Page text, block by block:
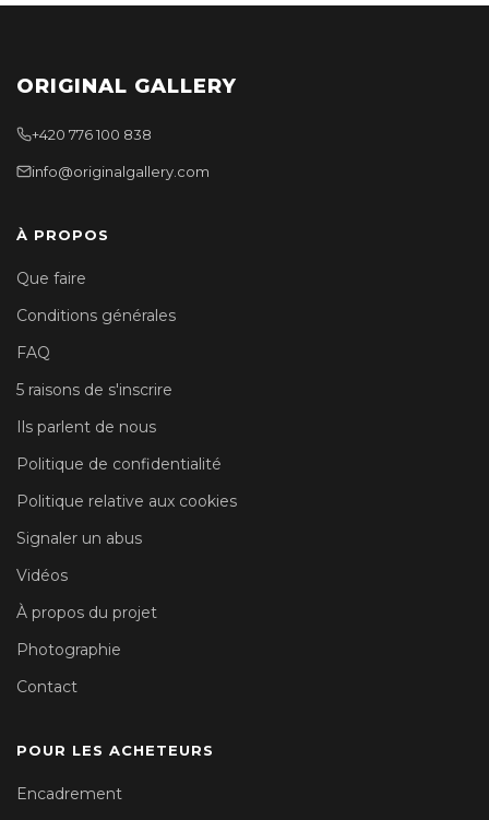
ORIGINAL GALLERY
+420 776 100 838
info@originalgallery.com
À PROPOS
Que faire
Conditions générales
FAQ
5 raisons de s'inscrire
Ils parlent de nous
Politique de confidentialité
Politique relative aux cookies
Signaler un abus
Vidéos
À propos du projet
Photographie
Contact
POUR LES ACHETEURS
Encadrement